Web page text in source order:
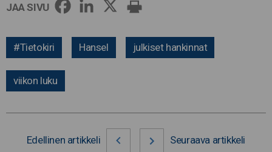
JAA SIVU
#Tietokiri Hansel julkiset hankinnat
viikon luku
Edellinen artikkeli Seuraava artikkeli